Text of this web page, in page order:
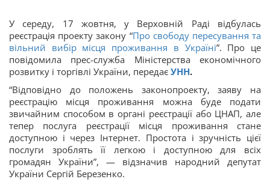
У середу, 17 жовтня, у Верховній Раді відбулась
реєстрація проекту закону “Про свободу пересування та
вільний вибір місця проживання в Україні”. Про це
повідомила прес-служба Міністерства економічного
розвитку і торгівлі України, передає УНН.
“Відповідно до положень законопроекту, заяву на
реєстрацію місця проживання можна буде подати
звичайним способом в органі реєстрації або ЦНАП, але
тепер послуга реєстрації місця проживання стане
доступною і через Інтернет. Простота і зручність цієї
послуги зроблять її легкою і доступною для всіх
громадян України”, — відзначив народний депутат
України Сергій Березенко.